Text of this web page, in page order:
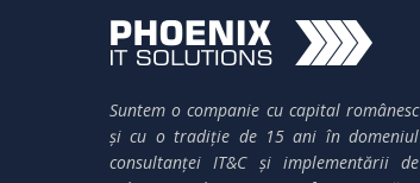
Suntem o companie cu capital românesc
și cu o tradiție de 15 ani în domeniul
consultanței IT&C și implementării de